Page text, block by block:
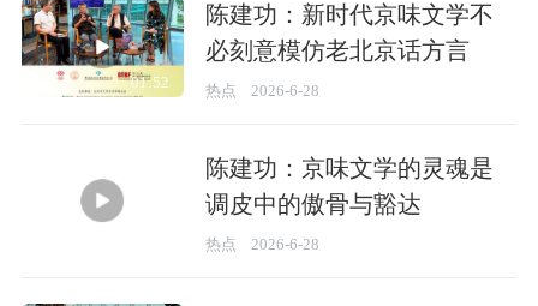
01:52
陈建功：新时代京味文学不
必刻意模仿老北京话方言
热点 2026-6-28
陈建功：京味文学的灵魂是
调皮中的傲骨与豁达
热点 2026-6-28